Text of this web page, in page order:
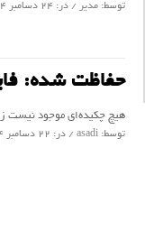
توسط: مدیر / در: 24 دسامبر 2014 / گروه :
حفاظت شده:
هیچ چکیده‌ای موجود نیست
توسط: asadi / در: 22 دسامبر 2014 / گروه :